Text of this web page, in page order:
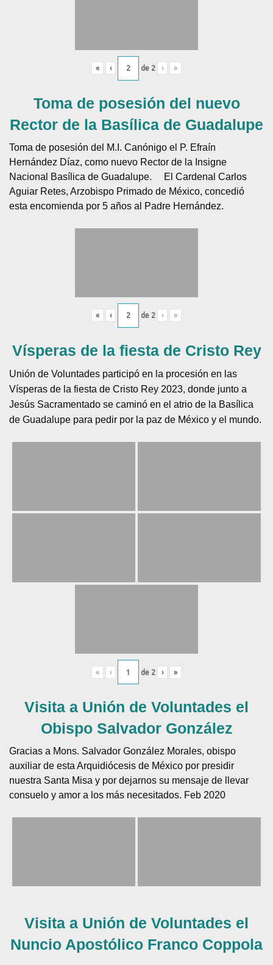
« ‹ de 2 › »
Toma de posesión del nuevo
Rector de la Basílica de Guadalupe
Toma de posesión del M.I. Canónigo el P. Efraín
Hernández Díaz, como nuevo Rector de la Insigne
Nacional Basílica de Guadalupe.
El Cardenal Carlos
Aguiar Retes, Arzobispo Primado de México, concedió
esta encomienda por 5 años al Padre Hernández.
« ‹ de 2 › »
Vísperas de la fiesta de Cristo Rey
Unión de Voluntades participó en la procesión en las
Vísperas de la fiesta de Cristo Rey 2023, donde junto a
Jesús Sacramentado se caminó en el atrio de la Basílica
de Guadalupe para pedir por la paz de México y el mundo.
« ‹ de 2 › »
Visita a Unión de Voluntades el
Obispo Salvador González
Gracias a Mons. Salvador González Morales, obispo
auxiliar de esta Arquidiócesis de México por presidir
nuestra Santa Misa y por dejarnos su mensaje de llevar
consuelo y amor a los más necesitados. Feb 2020
Visita a Unión de Voluntades el
Nuncio Apostólico Franco Coppola